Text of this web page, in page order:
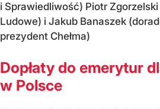
i Sprawiedliwość) Piotr
Ludowe) i Jakub Banaszek
prezydent Chełma)
Dopłaty do emerytur
w Polsce